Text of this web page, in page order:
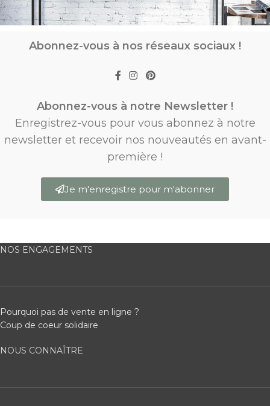
Abonnez-vous à nos réseaux sociaux !
Abonnez-vous à notre Newsletter !
Enregistrez-vous pour vous abonnez à notre
newsletter et recevoir nos nouveautés en avant-
première !
Je m'enregistre pour m'abonner
NOS ENGAGEMENTS
Pourquoi pas de vente en ligne ?
Coup de coeur solidaire
NOUS CONNAÎTRE